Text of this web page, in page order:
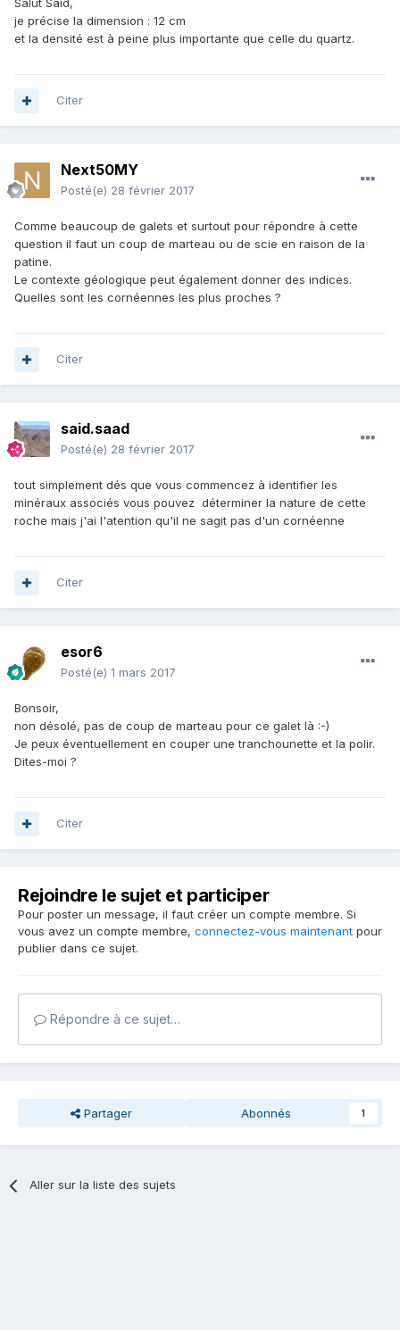
Salut Said,
je précise la dimension : 12 cm
et la densité est à peine plus importante que celle du quartz.
Citer
Next50MY
Posté(e) 28 février 2017
Comme beaucoup de galets et surtout pour répondre à cette
question il faut un coup de marteau ou de scie en raison de la
patine.
Le contexte géologique peut également donner des indices.
Quelles sont les cornéennes les plus proches ?
Citer
said.saad
Posté(e) 28 février 2017
tout simplement dés que vous commencez à identifier les
minéraux associés vous pouvez déterminer la nature de cette
roche mais j'ai l'atention qu'il ne sagit pas d'un cornéenne
Citer
esor6
Posté(e) 1 mars 2017
Bonsoir,
non désolé, pas de coup de marteau pour ce galet là :-)
Je peux éventuellement en couper une tranchounette et la polir.
Dites-moi ?
Citer
Rejoindre le sujet et participer
Pour poster un message, il faut créer un compte membre. Si
vous avez un compte membre, connectez-vous maintenant pour
publier dans ce sujet.
Répondre à ce sujet…
Partager Abonnés 1
Aller sur la liste des sujets